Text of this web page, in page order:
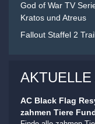
God of War TV
Kratos und Atreus
Fallout Staffel 2
AC Black Flag
zahmen Tiere